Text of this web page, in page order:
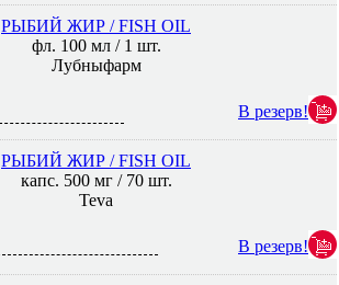
РЫБИЙ ЖИР / FISH OIL
фл. 100 мл / 1 шт.
Лубныфарм
В резерв!
РЫБИЙ ЖИР / FISH OIL
капс. 500 мг / 70 шт.
Teva
В резерв!